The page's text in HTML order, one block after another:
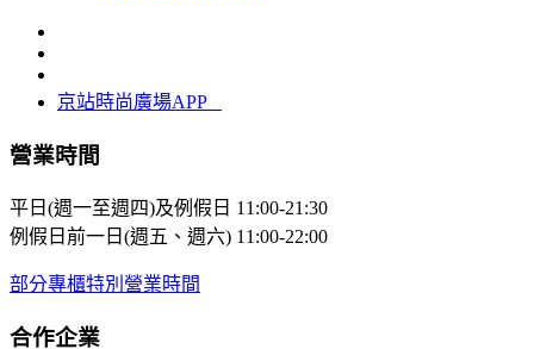
京站時尚廣場APP
營業時間
平日(週一至週四)及例假日 11:00-21:30
例假日前一日(週五、週六) 11:00-22:00
部分專櫃特別營業時間
合作企業